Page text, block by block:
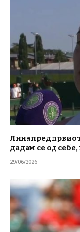
Лина пред
дадам се од себе,
29/06/2026